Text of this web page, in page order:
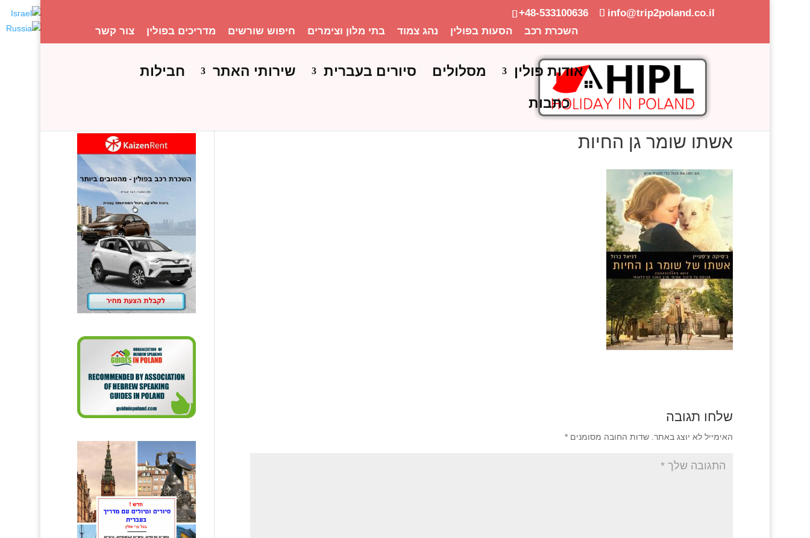
+48-533100636
info@trip2poland.co.il
השכרת רכב
הסעות בפולין נהג צמוד בתי מלון וצימרים חיפוש שורשים מדריכים בפולין צור קשר
אודות פולין מסלולים סיורים בעברית שירותי האתר חבילות
כתבות
אשתו שומר גן החיות
שלחו תגובה
האימייל לא יוצג באתר. שדות החובה מסומנים *